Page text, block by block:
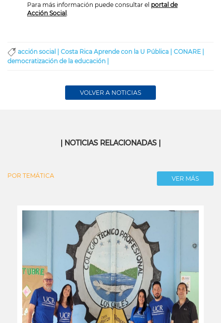
Para más información puede consultar el portal de
Acción Social
acción social | Costa Rica Aprende con la U Pública | CONARE |
democratización de la educación |
VOLVER A NOTICIAS
| NOTICIAS RELACIONADAS |
POR TEMÁTICA VER MÁS